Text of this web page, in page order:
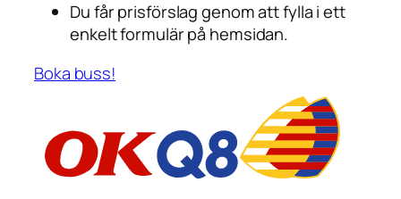
Du får prisförslag genom att fylla i ett
enkelt formulär på hemsidan.
Boka buss!